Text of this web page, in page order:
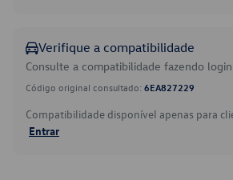
Verifique a compatibilidade
Consulte a compatibilidade fazendo
Código original consultado: 6EA827229
Compatibilidade disponível apenas para
Entrar